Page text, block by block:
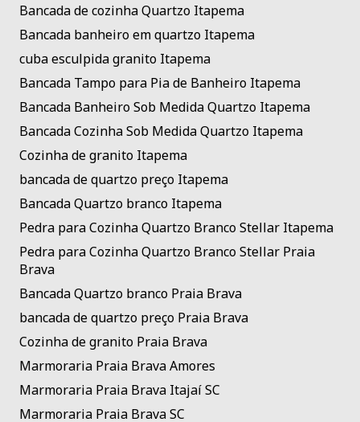
Bancada de cozinha Quartzo Itapema
Bancada banheiro em quartzo Itapema
cuba esculpida granito Itapema
Bancada Tampo para Pia de Banheiro Itapema
Bancada Banheiro Sob Medida Quartzo Itapema
Bancada Cozinha Sob Medida Quartzo Itapema
Cozinha de granito Itapema
bancada de quartzo preço Itapema
Bancada Quartzo branco Itapema
Pedra para Cozinha Quartzo Branco Stellar Itapema
Pedra para Cozinha Quartzo Branco Stellar Praia
Brava
Bancada Quartzo branco Praia Brava
bancada de quartzo preço Praia Brava
Cozinha de granito Praia Brava
Marmoraria Praia Brava Amores
Marmoraria Praia Brava Itajaí SC
Marmoraria Praia Brava SC